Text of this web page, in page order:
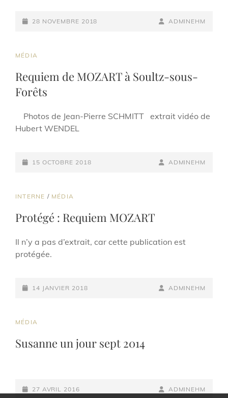
POSTED-
28 NOVEMBRE 2018
BY
BYLINE
ADMINEHM
CAT
MÉDIA
Requiem de MOZART à Soultz-sous-
Forêts
Photos de Jean-Pierre SCHMITT extrait vidéo de
Hubert WENDEL
POSTED-
15 OCTOBRE 2018
BY
BYLINE
ADMINEHM
CAT
INTERNE / MÉDIA
Protégé : Requiem MOZART
Il n’y a pas d’extrait, car cette publication est
protégée.
POSTED-
14 JANVIER 2018
BY
BYLINE
ADMINEHM
CAT
MÉDIA
Susanne un jour sept 2014
POSTED-
27 AVRIL 2016
BY
BYLINE
ADMINEHM